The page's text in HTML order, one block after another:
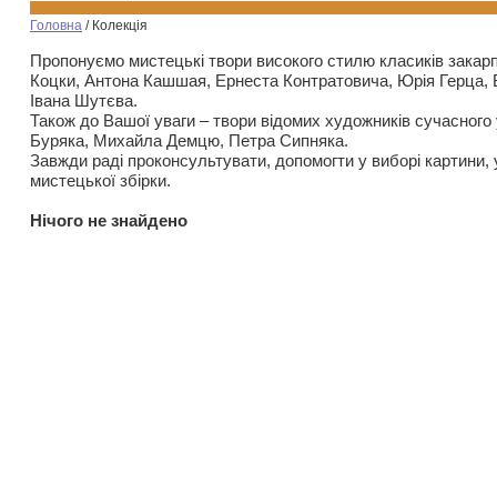
Головна / Колекція
Пропонуємо мистецькі твори високого стилю класиків
Коцки, Антона Кашшая, Ернеста Контратовича, Юрія
Івана Шутєва.
Також до Вашої уваги – твори відомих художників
Буряка, Михайла Демцю, Петра Сипняка.
Завжди раді проконсультувати, допомогти у виборі картини,
мистецької збірки.
Нiчого не знайдено